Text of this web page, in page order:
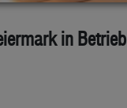
in Betrieb